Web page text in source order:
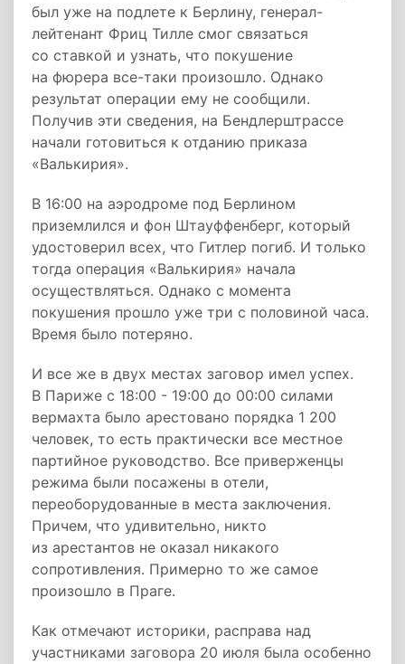
был уже на подлете к Берлину, генерал-
лейтенант Фриц Тилле смог связаться
со ставкой и узнать, что покушение
на фюрера все-таки произошло. Однако
результат операции ему не сообщили.
Получив эти сведения, на Бендлерштрассе
начали готовиться к отданию приказа
«Валькирия».
В 16:00 на аэродроме под Берлином
приземлился и фон Штауффенберг, который
удостоверил всех, что Гитлер погиб. И только
тогда операция «Валькирия» начала
осуществляться. Однако с момента
покушения прошло уже три с половиной часа.
Время было потеряно.
И все же в двух местах заговор имел успех.
В Париже с 18:00 - 19:00 до 00:00 силами
вермахта было арестовано порядка 1 200
человек, то есть практически все местное
партийное руководство. Все приверженцы
режима были посажены в отели,
переоборудованные в места заключения.
Причем, что удивительно, никто
из арестантов не оказал никакого
сопротивления. Примерно то же самое
произошло в Праге.
Как отмечают историки, расправа над
участниками заговора 20 июля была особенно